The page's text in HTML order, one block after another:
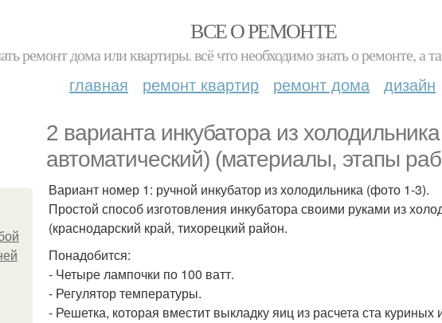
ВСЕ О РЕМОНТЕ
ремонт дома или квартиры. всё что необходимо знать о ремонте,
главная ремонт квартир ремонт дома дизайн
2 варианта инкубатора из
автоматический) (материалы, этапы
Вариант номер 1: ручной инкубатор из холодильника (фото 1-3).
Простой способ изготовления инкубатора своими руками из
(краснодарский край, тихорецкий район.
Понадобится:
- Четыре лампочки по 100 ватт.
- Регулятор температуры.
- Решетка, которая вместит выкладку яиц из расчета ста